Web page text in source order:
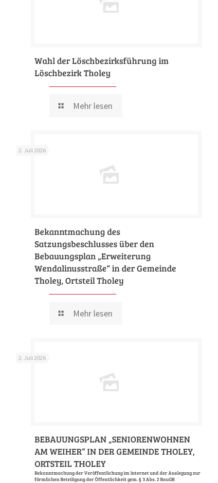
Wahl der Löschbezirksführung im
Löschbezirk Tholey
Mehr lesen
2. Juli 2026
Bekanntmachung des
Satzungsbeschlusses über den
Bebauungsplan „Erweiterung
Wendalinusstraße“ in der Gemeinde
Tholey, Ortsteil Tholey
Mehr lesen
2. Juli 2026
BEBAUUNGSPLAN „SENIORENWOHNEN
AM WEIHER“ IN DER GEMEINDE THOLEY,
ORTSTEIL THOLEY
Bekanntmachung der Veröffentlichung im Internet und der Auslegung zur
förmlichen Beteiligung der Öffentlichkeit gem. § 3 Abs. 2 BauGB